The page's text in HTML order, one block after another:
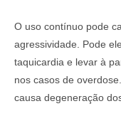
O uso contínuo pode
agressividade. Pode
taquicardia e levar à
nos casos de
causa degeneração